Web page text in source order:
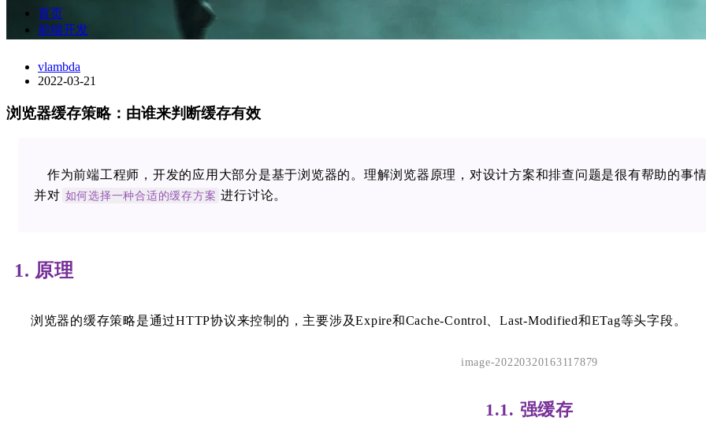
首页
前端开发
vlambda
2022-03-21
浏览器缓存策略：由谁来判断缓存有效
作为前端工程师，开发的应用大部分是基于浏览器的。理解浏览器原理，对设计方案和排查问题是很有帮助的事
并对 如何选择一种合适的缓存方案 进行讨论。
1. 原理
浏览器的缓存策略是通过HTTP协议来控制的，主要涉及Expire和Cache-Control、Last-Modified和ETag等头字段。
image-20220320163117879
1.1. 强缓存